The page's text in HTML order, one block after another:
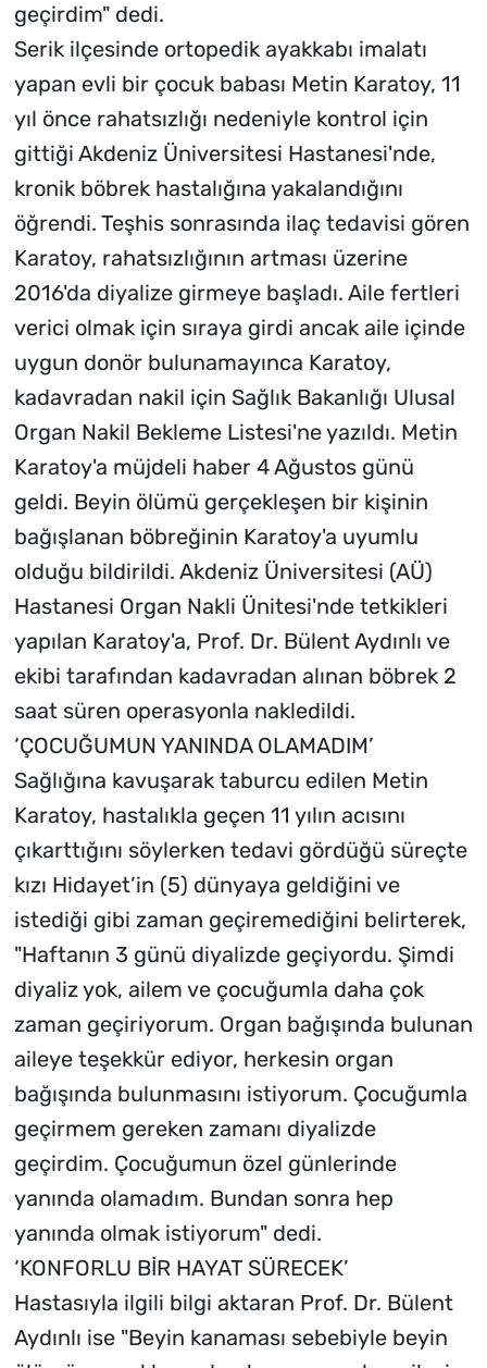
geçirdim" dedi.
Serik ilçesinde ortopedik ayakkabı imalatı
yapan evli bir çocuk babası Metin Karatoy, 11
yıl önce rahatsızlığı nedeniyle kontrol için
gittiği Akdeniz Üniversitesi Hastanesi'nde,
kronik böbrek hastalığına yakalandığını
öğrendi. Teşhis sonrasında ilaç tedavisi gören
Karatoy, rahatsızlığının artması üzerine
2016'da diyalize girmeye başladı. Aile fertleri
verici olmak için sıraya girdi ancak aile içinde
uygun donör bulunamayınca Karatoy,
kadavradan nakil için Sağlık Bakanlığı Ulusal
Organ Nakil Bekleme Listesi'ne yazıldı. Metin
Karatoy'a müjdeli haber 4 Ağustos günü
geldi. Beyin ölümü gerçekleşen bir kişinin
bağışlanan böbreğinin Karatoy'a uyumlu
olduğu bildirildi. Akdeniz Üniversitesi (AÜ)
Hastanesi Organ Nakli Ünitesi'nde tetkikleri
yapılan Karatoy'a, Prof. Dr. Bülent Aydınlı ve
ekibi tarafından kadavradan alınan böbrek 2
saat süren operasyonla nakledildi.
‘ÇOCUĞUMUN YANINDA OLAMADIM’
Sağlığına kavuşarak taburcu edilen Metin
Karatoy, hastalıkla geçen 11 yılın acısını
çıkarttığını söylerken tedavi gördüğü süreçte
kızı Hidayet’in (5) dünyaya geldiğini ve
istediği gibi zaman geçiremediğini belirterek,
"Haftanın 3 günü diyalizde geçiyordu. Şimdi
diyaliz yok, ailem ve çocuğumla daha çok
zaman geçiriyorum. Organ bağışında bulunan
aileye teşekkür ediyor, herkesin organ
bağışında bulunmasını istiyorum. Çocuğumla
geçirmem gereken zamanı diyalizde
geçirdim. Çocuğumun özel günlerinde
yanında olamadım. Bundan sonra hep
yanında olmak istiyorum" dedi.
‘KONFORLU BİR HAYAT SÜRECEK’
Hastasıyla ilgili bilgi aktaran Prof. Dr. Bülent
Aydınlı ise "Beyin kanaması sebebiyle beyin